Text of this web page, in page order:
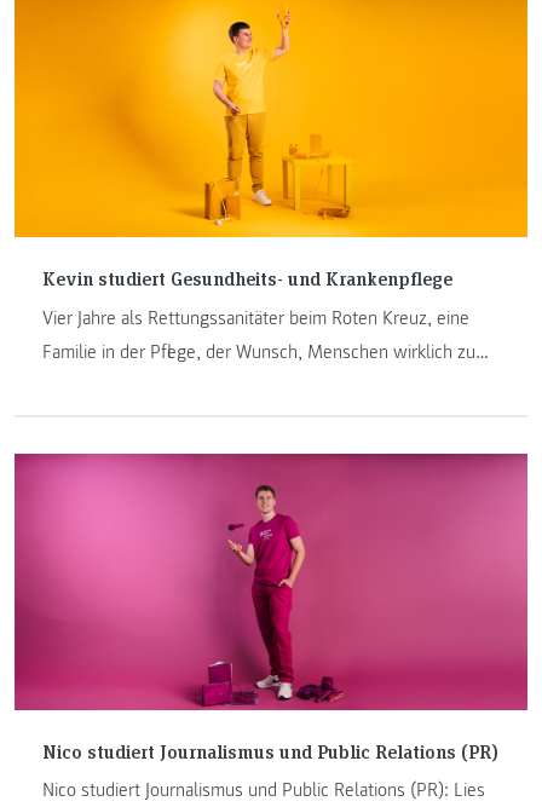
ihn zurückgebracht hat: Praxisbezug, ein Studienplan, der
Verbindlichkeit schafft, und ein Jahrgang, in dem man sich
kennt. Im sechsten Semester wartet bereits ein Praktikum
in Deutschland, bei dem er Kotlin und Microsoft Azure
Kevin studiert Gesundheits- und Krankenpflege
Vier Jahre als Rettungssanitäter beim Roten Kreuz, eine
Familie in der Pflege, der Wunsch, Menschen wirklich zu
nagelneu eröffneten Gesundheitscampus Kapfenberg der
FH JOANNEUM. Im Interview erzählt er, wie echtes Lernen
im Skills- und Simulationslab aussieht, was ihn am kleinen
Campus begeistert und warum eine Beeinträchtigung kein
Grund ist, nicht zu studieren.
Nico studiert Journalismus und Public Relations (PR)
Nico studiert Journalismus und Public Relations (PR): Lies